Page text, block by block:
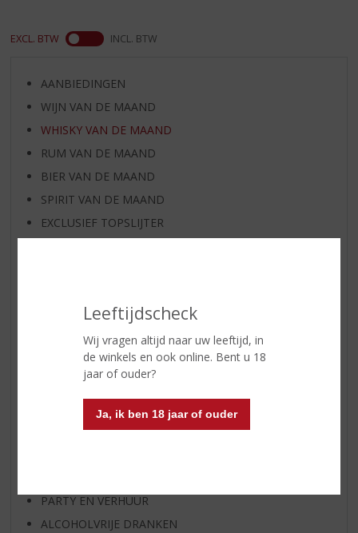
Leeftijdscheck
Wij vragen altijd naar uw leeftijd, in
de winkels en ook online. Bent u 18
jaar of ouder?
Ja, ik ben 18 jaar of ouder
EXCL. BTW INCL. BTW
AANBIEDINGEN
WIJN VAN DE MAAND
WHISKY VAN DE MAAND
RUM VAN DE MAAND
BIER VAN DE MAAND
SPIRIT VAN DE MAAND
EXCLUSIEF TOPSLIJTER
APERITIEF
GEDISTILLEERD OVERIG
SHOTJES
KANT EN KLAAR
FRISDRANK
GLASWERK
PARTY EN VERHUUR
ALCOHOLVRIJE DRANKEN